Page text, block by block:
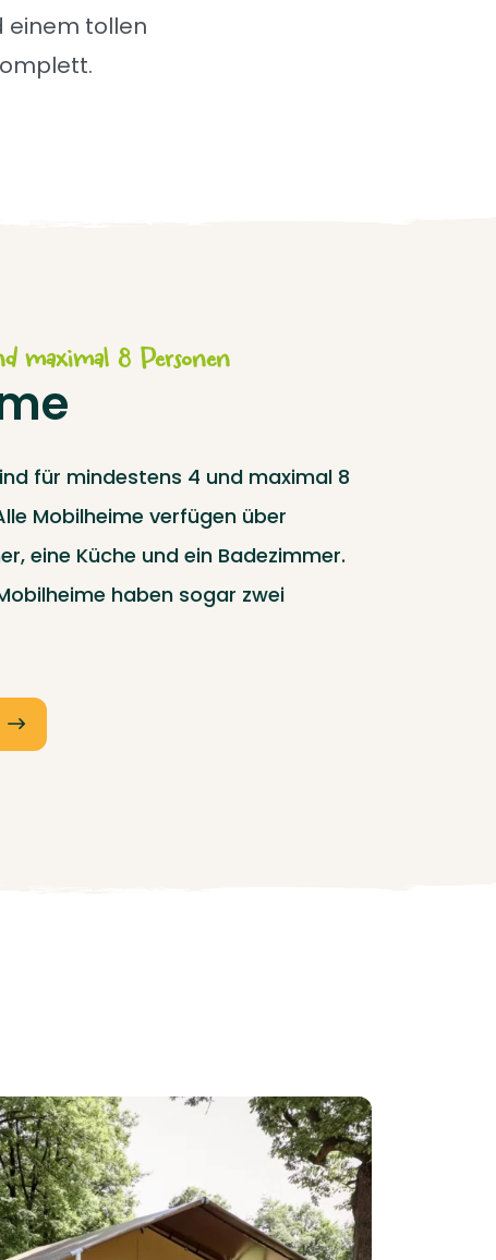
einem tollen
maximal 8 Personen
für mindestens 4 und maximal 8
Mobilheime verfügen über
eine Küche und ein Badezimmer.
haben sogar zwei